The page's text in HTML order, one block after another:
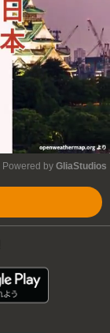
Powered by GliaStudios